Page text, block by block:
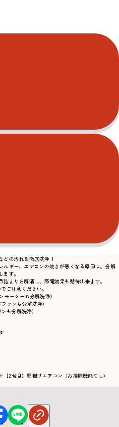
どの汚れを徹底洗浄！
ルギー、エアコンの効きが悪くなる原因に。分解
す。
まりを解消し、節電効果も期待出来ます。
ご注意ください。
ーターも分解洗浄）
ァンも分解洗浄）
も分解洗浄）
ー
2台目】壁掛けエアコン（お掃除機能なし）